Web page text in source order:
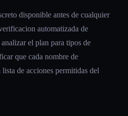
disponible antes de cualquier
automatizada de
el plan para tipos de
que cada nombre de
de acciones permitidas del